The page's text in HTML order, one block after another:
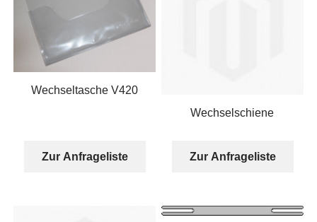
Wechseltasche V420
Zur Anfrageliste
Wechselschiene
Zur Anfrageliste